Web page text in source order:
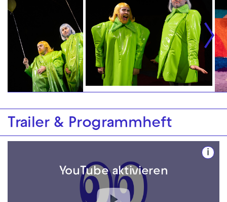
Trailer & Programmheft
YouTube aktivieren
i